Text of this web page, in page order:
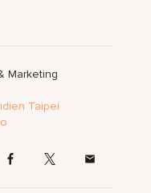
Marketing
Taipei